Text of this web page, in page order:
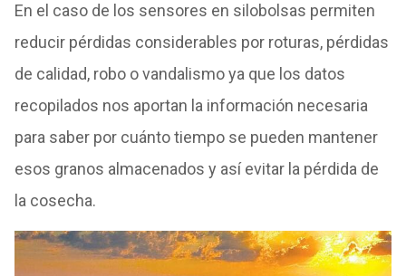
En el caso de los sensores en silobolsas permiten
reducir pérdidas considerables por roturas, pérdidas
de calidad, robo o vandalismo ya que los datos
recopilados nos aportan la información necesaria
para saber por cuánto tiempo se pueden mantener
esos granos almacenados y así evitar la pérdida de
la cosecha.